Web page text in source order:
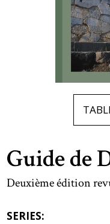
Guide de
Deuxième édition
SERIES: